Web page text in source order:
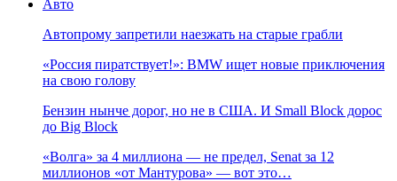
Авто
Автопрому запретили наезжать на старые грабли
«Россия пиратствует!»: BMW ищет новые приключения
на свою голову
Бензин нынче дорог, но не в США. И Small Block дорос
до Big Block
«Волга» за 4 миллиона — не предел, Senat за 12
миллионов «от Мантурова» — вот это…